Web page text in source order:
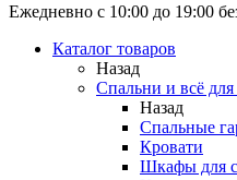
Ежедневно с 10:00 до 19:00
Каталог товаров
Назад
Спальни и всё для
Назад
Спальные
Кровати
Шкафы для